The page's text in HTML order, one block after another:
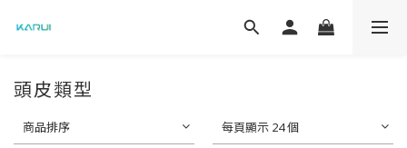
頭皮類型
商品排序 每頁顯示 24 個